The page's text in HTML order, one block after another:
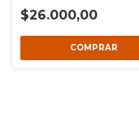
$26.000,00